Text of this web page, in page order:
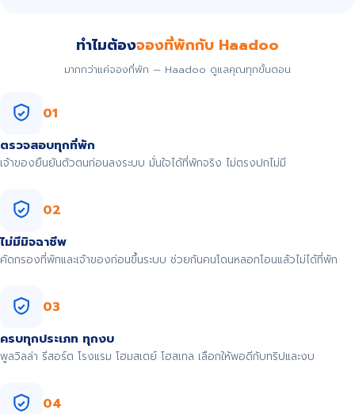
ทำไมต้องจองที่พักกับ Haadoo
มากกว่าแค่จองที่พัก — Haadoo ดูแลคุณทุกขั้นตอน
01
ตรวจสอบทุกที่พัก
เจ้าของยืนยันตัวตนก่อนลงระบบ มั่นใจได้ที่พักจริง ไม่ตรงปกไม่มี
02
ไม่มีมิจฉาชีพ
คัดกรองที่พักและเจ้าของก่อนขึ้นระบบ ช่วยกันคนโดนหลอกโอนแล้วไม่ได้ที่พัก
03
ครบทุกประเภท ทุกงบ
พูลวิลล่า รีสอร์ต โรงแรม โฮมสเตย์ โฮสเทล เลือกให้พอดีกับทริปและงบ
04